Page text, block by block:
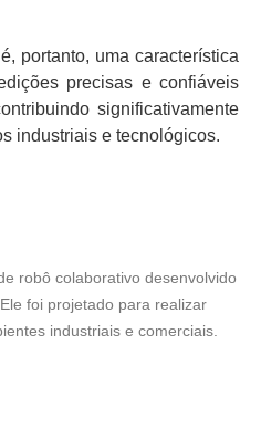
portanto, uma característica
precisas e confiáveis
significativamente
industriais e tecnológicos.
robô colaborativo desenvolvido
foi projetado para realizar
industriais e comerciais.